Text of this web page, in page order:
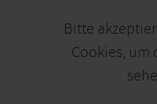
Bitte
Cookies, um